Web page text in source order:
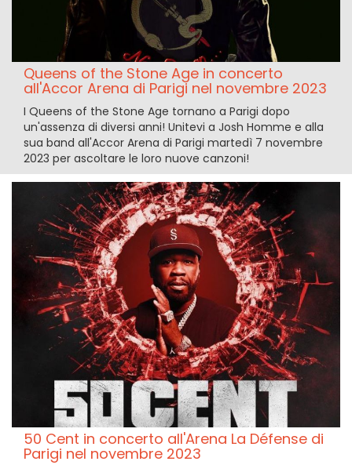
Queens of the Stone Age in concerto
all'Accor Arena di Parigi nel novembre 2023
I Queens of the Stone Age tornano a Parigi dopo
un'assenza di diversi anni! Unitevi a Josh Homme e alla
sua band all'Accor Arena di Parigi martedì 7 novembre
2023 per ascoltare le loro nuove canzoni!
50 Cent in concerto all'Arena La Défense di
Parigi nel novembre 2023